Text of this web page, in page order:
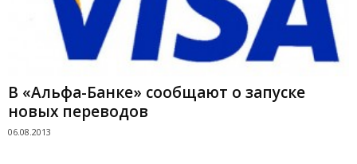
В «Альфа-Банке» сообщают о запуске
новых переводов
06.08.2013